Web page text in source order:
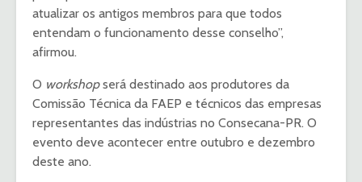
atualizar os antigos membros para que todos
entendam o funcionamento desse conselho”,
afirmou.
O workshopserá destinado aos produtores da
Comissão Técnica da FAEP e técnicos das empresas
representantes das indústrias no Consecana-PR. O
evento deve acontecer entre outubro e dezembro
deste ano.